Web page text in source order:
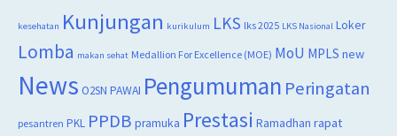
kesehatan Kunjungan kurikulum LKS lks 2025 LKS Nasional Loker
Lomba makan sehat Medallion For Excellence (MOE) MoU MPLS new
News O2SN PAWAI Pengumuman Peringatan
pesantren PKL PPDB pramuka Prestasi Ramadhan rapat